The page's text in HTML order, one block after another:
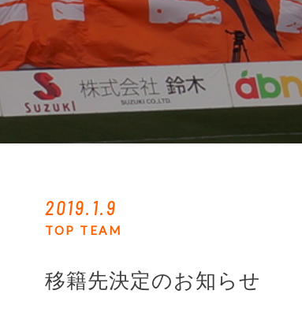
2019.1.9
TOP TEAM
移籍先決定のお知らせ